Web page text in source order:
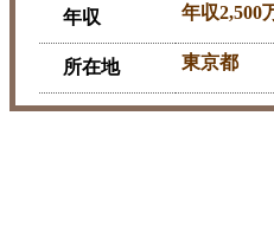
年収 年収2,500
所在地 東京都